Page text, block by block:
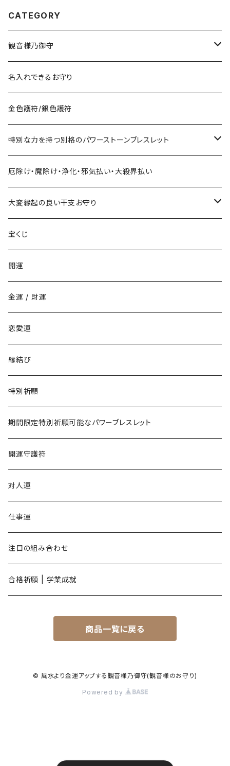
CATEGORY
観音様乃御守
宝くじに御利益ある組合せ
サマージャンボ宝くじに当たりたい時の組合せ
バレンタインジャンボ宝くじに当たりたい時の組合せ
お金に御利益ある組合せ
給料を増やしたい
お金持ちと出会いたい
恋愛・縁結びで御利益ある組合せ
お金持ち恋愛したい
お金持ちと結婚したい(玉の輿・逆玉の輿)
対人で御利益ある組合せ
学校でいじめられたくない
職場でいじめられたくない
恋愛でライバルに勝ちたい
出世して仕事も充実し給料を上げたい時の組み合わせ
名入れできるお守り
金色護符/銀色護符
特別な力を持つ別格のパワーストーンブレスレット
ネックレス
ストラップ
厄除け・魔除け・浄化・邪気払い・大殺界払い
大変縁起の良い干支お守り
子年
丑年
寅年
卯年
辰年
巳年
午年
未年
申年
酉年
戌年
亥年
宝くじ
開運
金運 / 財運
恋愛運
縁結び
特別祈願
期間限定特別祈願可能なパワーブレスレット
開運守護符
対人運
仕事運
注目の組み合わせ
合格祈願 | 学業成就
商品一覧に戻る
© 風水より金運アップする観音様乃御守(観音様のお守り)
Powered by